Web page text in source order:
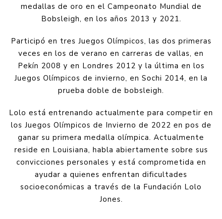
medallas de oro en el Campeonato Mundial de
Bobsleigh, en los años 2013 y 2021.
Participó en tres Juegos Olímpicos, las dos primeras
veces en los de verano en carreras de vallas, en
Pekín 2008 y en Londres 2012 y la última en los
Juegos Olímpicos de invierno, en Sochi 2014, en la
prueba doble de bobsleigh.
Lolo está entrenando actualmente para competir en
los Juegos Olímpicos de Invierno de 2022 en pos de
ganar su primera medalla olímpica. Actualmente
reside en Louisiana, habla abiertamente sobre sus
convicciones personales y está comprometida en
ayudar a quienes enfrentan dificultades
socioeconómicas a través de la Fundación Lolo
Jones.